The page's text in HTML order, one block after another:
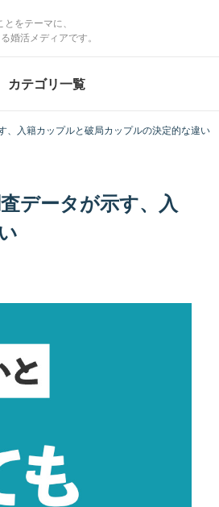
をテーマに、
婚活メディアです。
カテゴリ一覧
、入籍カップルと破局カップルの決定的な違い
データが示す、入